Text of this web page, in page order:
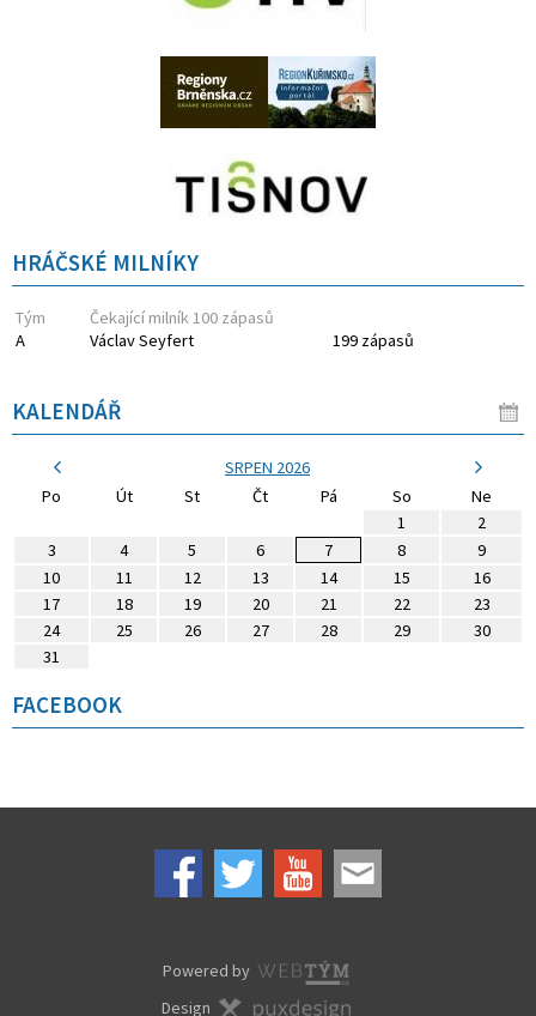
HRÁČSKÉ MILNÍKY
Tým
Čekající milník 100 zápasů
A
Václav Seyfert 199 zápasů
KALENDÁŘ
SRPEN 2026
Po
Út St Čt Pá So
Ne
1
2
3
4 5 6 7 8
9
10
11 12 13 14 15
16
17
18 19 20 21 22
23
24
25 26 27 28 29
30
31
FACEBOOK
Powered by
Design